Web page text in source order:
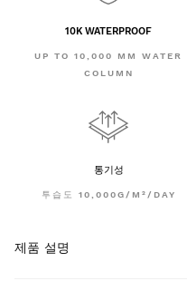
10K WATERPROOF
UP TO 10,000 MM WATER
COLUMN
통기성
투습도 10,000G/M²/DAY
제품 설명